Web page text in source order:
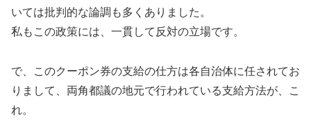
いては批判的な論調も多くありました。
私もこの政策には、一貫して反対の立場です。
で、このクーポン券の支給の仕方は各自治体に任されてお
りまして、両角都議の地元で行われている支給方法が、こ
れ。